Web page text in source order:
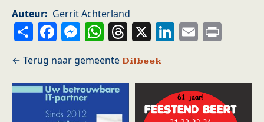
Auteur
Gerrit Achterland
ShareFacebook
Messenger
WhatsApp
Threads
X LinkedIn
Email
Dilbeek